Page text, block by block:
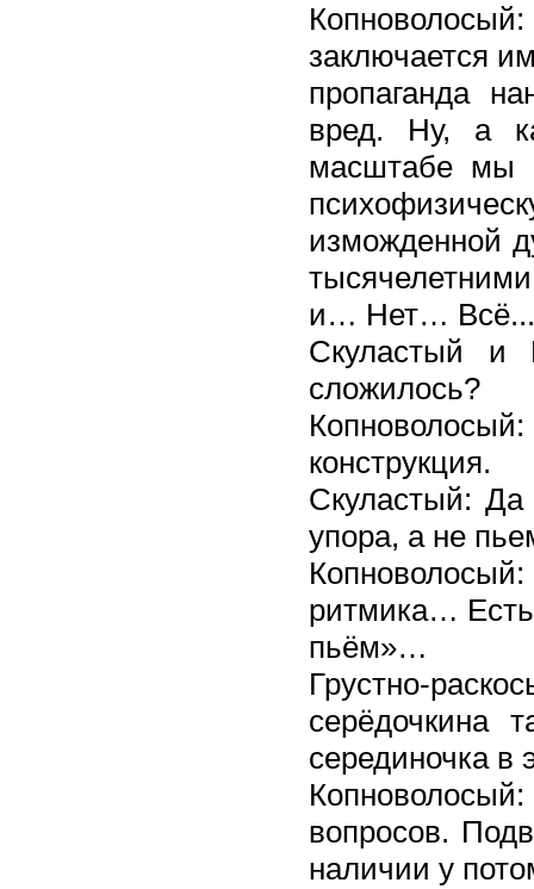
Копноволосый:
заключается
пропаганда
вред. Ну, а
масштабе мы
изможденной
и… Нет…
Скуластый и
сложилось?
конструкция.
Скуластый:
упора, а не
ритмика…
пьём»…
Грустно-
серёдочкина
серединочка в
вопросов.
наличии у